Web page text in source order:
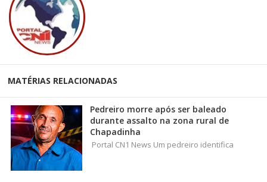
MATÉRIAS RELACIONADAS
Pedreiro morre após ser baleado
durante assalto na zona rural de
Chapadinha
Portal CN1 News Um pedreiro identifica